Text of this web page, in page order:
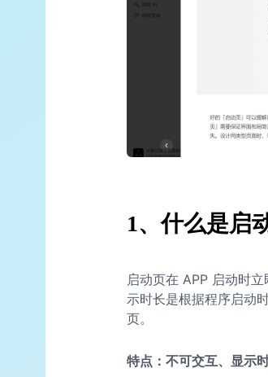
1、什么是启
启动页在 APP 启动时
示时长是根据程序启动
页。
特点：不可交互、显示